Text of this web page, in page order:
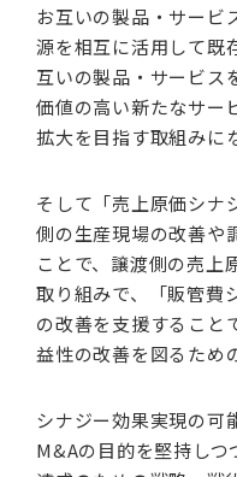
お互いの製品・サービ
源を相互に活用して既
互いの製品・サービス
価値の高い新たなサー
拡大を目指す取組みに
そして「売上原価シナ
側の生産現場の改善や
ことで、譲渡側の売上
取り組みで、「販管費
の改善を支援すること
益性の改善を図るため
シナジー効果実現の可
M&Aの目的を堅持しつ